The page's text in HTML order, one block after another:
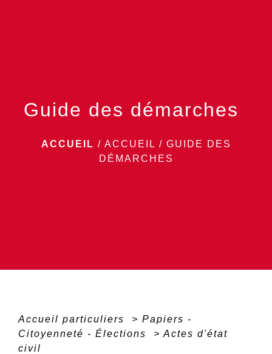
Guide des démarches
ACCUEIL / ACCUEIL / GUIDE DES
DÉMARCHES
Accueil particuliers > Papiers -
Citoyenneté - Élections
> Actes d'état
civil